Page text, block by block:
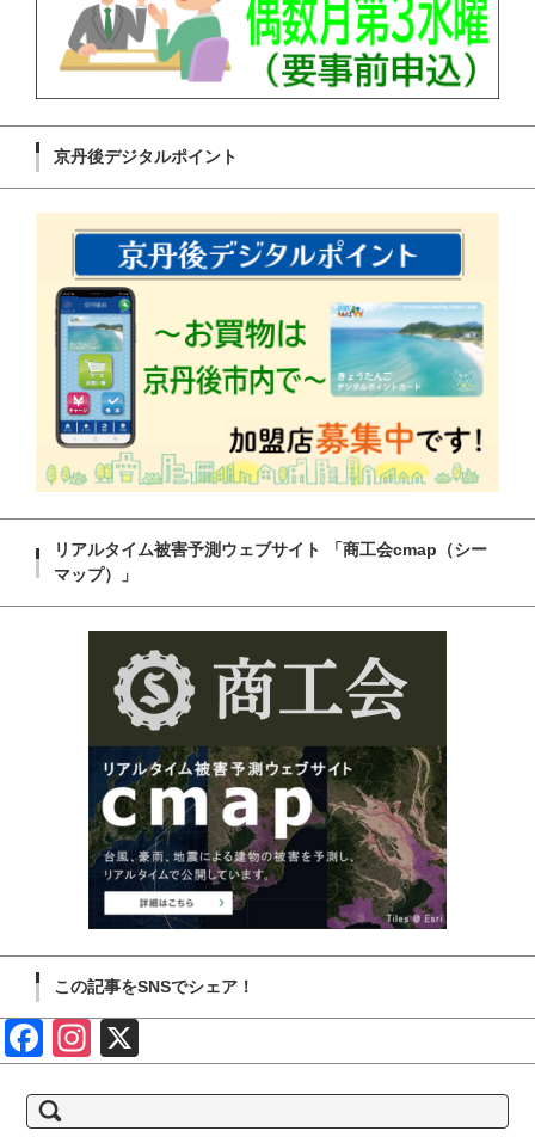
京丹後デジタルポイント
リアルタイム被害予測ウェブサイト 「商工会cmap（シー
マップ）」
この記事をSNSでシェア！
Face Insta
索: